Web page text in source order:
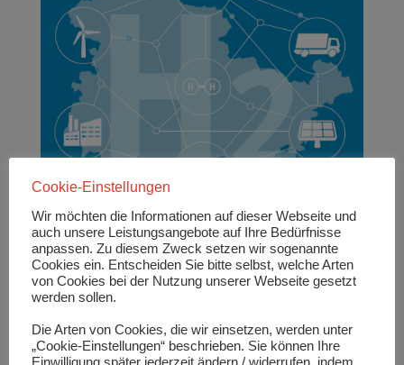
Grafik: Thüringer Landesstrategie Wasserstoff,
Freistaat Thüringen, Ministerium für Umwelt,
Energie und Naturschutz, ThEGA
Kernelemente der Thüringer Wasserstoffstrategie
Cookie-Einstellungen
Wir möchten die Informationen auf dieser Webseite und
auch unsere Leistungsangebote auf Ihre Bedürfnisse
anpassen. Zu diesem Zweck setzen wir sogenannte
Cookies ein. Entscheiden Sie bitte selbst, welche Arten
von Cookies bei der Nutzung unserer Webseite gesetzt
werden sollen.
Die Arten von Cookies, die wir einsetzen, werden unter
„Cookie-Einstellungen“ beschrieben. Sie können Ihre